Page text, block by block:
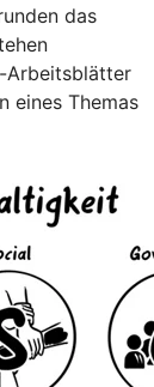
das
Arbeitsblätter
eines Themas